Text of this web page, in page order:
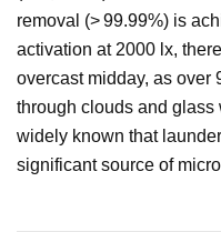
removal (> 99.99%) is
activation at 2000 lx,
overcast midday, as over
through clouds and glass
widely known that
significant source of